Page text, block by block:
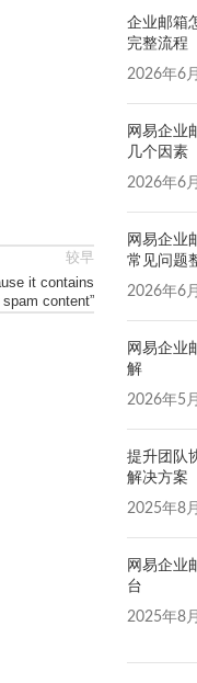
较早
it contains
content”
企业邮箱
完整流程
2026年6
网易企业
几个因素
2026年6
网易企业
常见问题
2026年6
网易企业
解
2026年5
提升团队
解决方案
2025年8
网易企业
台
2025年8